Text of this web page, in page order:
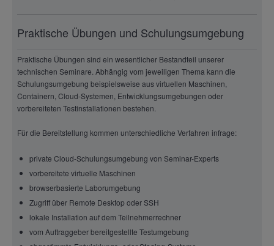
Praktische Übungen und Schulungsumgebung
Praktische Übungen sind ein wesentlicher Bestandteil unserer
technischen Seminare. Abhängig vom jeweiligen Thema kann die
Schulungsumgebung beispielsweise aus virtuellen Maschinen,
Containern, Cloud-Systemen, Entwicklungsumgebungen oder
vorbereiteten Testinstallationen bestehen.
Für die Bereitstellung kommen unterschiedliche Verfahren infrage:
private Cloud-Schulungsumgebung von Seminar-Experts
vorbereitete virtuelle Maschinen
browserbasierte Laborumgebung
Zugriff über Remote Desktop oder SSH
lokale Installation auf dem Teilnehmerrechner
vom Auftraggeber bereitgestellte Testumgebung